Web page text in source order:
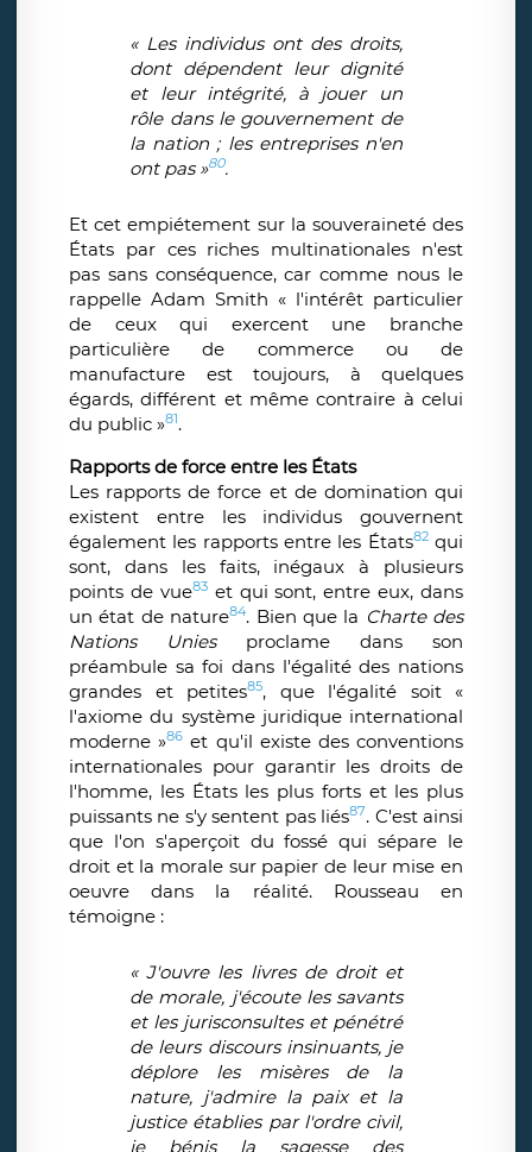
« Les individus ont des droits,
dont dépendent leur dignité
et leur intégrité, à jouer un
rôle dans le gouvernement de
la nation ; les entreprises n'en
ont pas »80.
Et cet empiétement sur la souveraineté des
États par ces riches multinationales n'est
pas sans conséquence, car comme nous le
rappelle Adam Smith « l'intérêt particulier
de ceux qui exercent une branche
particulière de commerce ou de
manufacture est toujours, à quelques
égards, différent et même contraire à celui
du public »81.
Rapports de force entre les États
Les rapports de force et de domination qui
existent entre les individus gouvernent
également les rapports entre les États82qui
sont, dans les faits, inégaux à plusieurs
points de vue83et qui sont, entre eux, dans
un état de nature84. Bien que la Charte des
Nations Uniesproclame dans son
préambule sa foi dans l'égalité des nations
grandes et petites85, que l'égalité soit «
l'axiome du système juridique international
moderne »86 et qu'il existe des conventions
internationales pour garantir les droits de
l'homme, les États les plus forts et les plus
puissants ne s'y sentent pas liés87. C'est ainsi
que l'on s'aperçoit du fossé qui sépare le
droit et la morale sur papier de leur mise en
oeuvre dans la réalité. Rousseau en
témoigne :
« J'ouvre les livres de droit et
de morale, j'écoute les savants
et les jurisconsultes et pénétré
de leurs discours insinuants, je
déplore les misères de la
nature, j'admire la paix et la
justice établies par l'ordre civil,
je bénis la sagesse des